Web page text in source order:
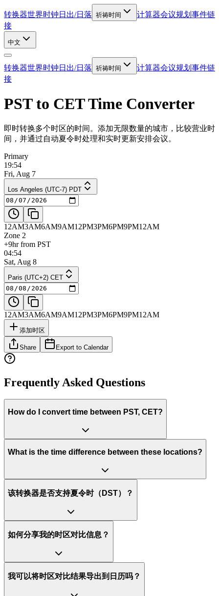
转换器世界时钟 日出/日落 祈祷时间 计算器会议规划 事件链
接
中文
转换器世界时钟 日出/日落 祈祷时间 计算器会议规划 事件链
接
PST to CET Time Converter
即时转换多个时区的时间。添加无限数量的城市，比较营业时
间，并通过自动夏令时处理和实时更新安排会议。
Primary
19:54
Fri, Aug 7
Los Angeles (UTC-7) PDT
12AM3AM6AM9AM12PM3PM6PM9PM12AM
Zone 2
+9hr from PST
04:54
Sat, Aug 8
Paris (UTC+2) CET
12AM3AM6AM9AM12PM3PM6PM9PM12AM
添加时区
Share Export to Calendar
Frequently Asked Questions
How do I convert time between PST, CET?
What is the time difference between these locations?
该转换器是否支持夏令时（DST）？
如何分享我的时区对比信息？
我可以将时区对比结果导出到日历吗？